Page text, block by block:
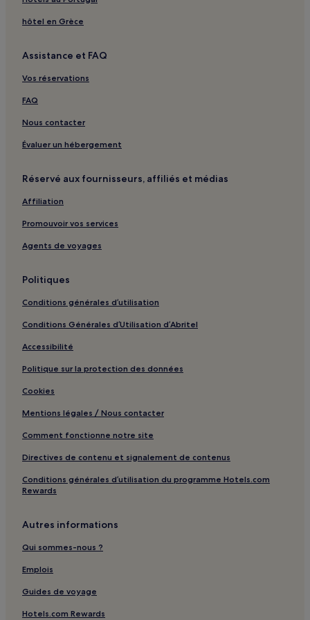
Arrêt de tram Wuhan Business University : hôtels à
Station South International Expo Centre : hôtels à
Station de métro Dongfeng Motor Corporation : hôtels à
proximité
Station de métro Wuchangnan : hôtels à proximité
Station de métro Tangxunhu : hôtels à proximité
District de Jiangxia : hôtels
hôtel en Grèce
Assistance et FAQ
Vos réservations
FAQ
Nous contacter
Évaluer un hébergement
Réservé aux fournisseurs, affiliés et médias
Affiliation
Promouvoir vos services
Agents de voyages
Politiques
Conditions générales d’utilisation
Conditions Générales d’Utilisation d’Abritel
Accessibilité
Politique sur la protection des données
Cookies
Mentions légales / Nous contacter
Comment fonctionne notre site
Directives de contenu et signalement de contenus
Conditions générales d’utilisation du programme Hotels.com
Rewards
Autres informations
Qui sommes-nous ?
Emplois
Guides de voyage
Hotels.com Rewards